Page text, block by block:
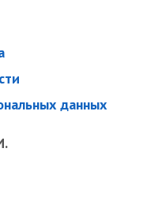
данных